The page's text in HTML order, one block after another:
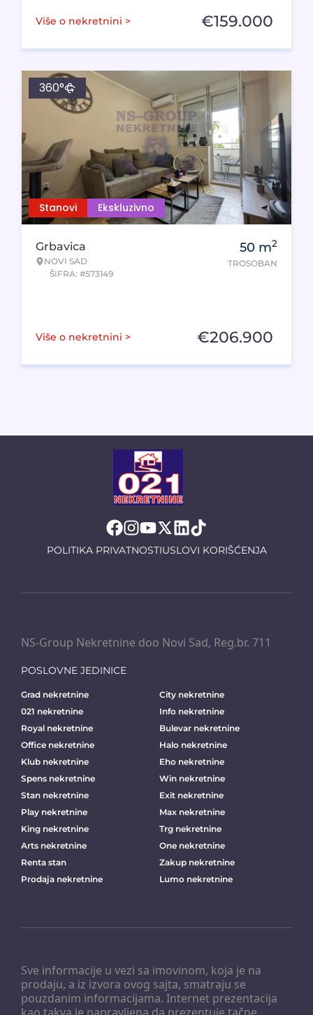
Više o nekretnini > €159.000
Stanovi Ekskluzivno
360°
Grbavica
NOVI SAD
ŠIFRA: #573149
50 m2
TROSOBAN
Više o nekretnini > €206.900
POLITIKA PRIVATNOSTIUSLOVI KORIŠĆENJA
Sve informacije u vezi sa imovinom, koja je na
prodaju, a iz izvora ovog sajta, smatraju se
pouzdanim informacijama. Internet prezentacija
NS-Group Nekretnine doo Novi Sad, Reg.br. 711
POSLOVNE JEDINICE
Grad nekretnine
City nekretnine
021 nekretnine
Info nekretnine
Royal nekretnine
Bulevar nekretnine
Office nekretnine
Halo nekretnine
Klub nekretnine
Eho nekretnine
Spens nekretnine
Win nekretnine
Stan nekretnine
Exit nekretnine
Play nekretnine
Max nekretnine
King nekretnine
Trg nekretnine
Arts nekretnine
One nekretnine
Renta stan
Zakup nekretnine
Prodaja nekretnine
Lumo nekretnine